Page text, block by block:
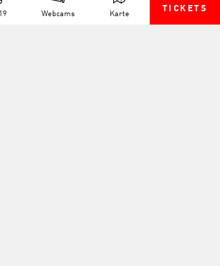
Webcams Karte TICKETS